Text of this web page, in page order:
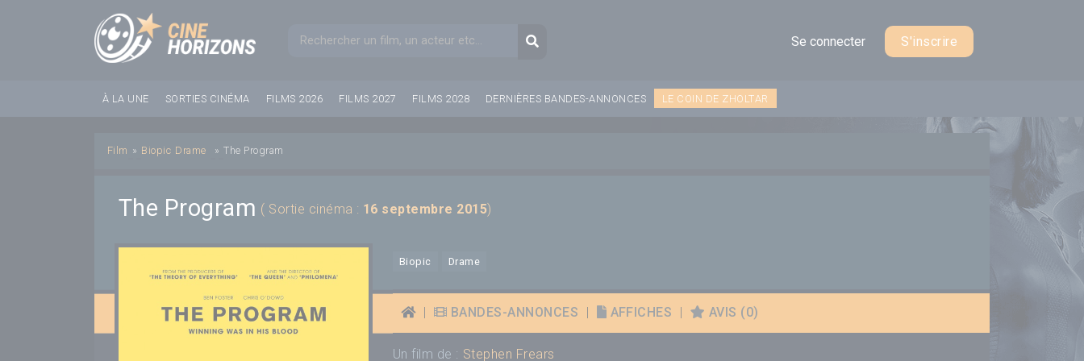
Formulaire de rechercheRecherche
Se connecter S'inscrire
À LA UNE SORTIES CINÉMA FILMS 2026 FILMS 2027 FILMS 2028 DERNIÈRES BANDES-ANNONCES LE COIN DE ZHOLTAR
Film » Biopic Drame » The Program
The Program ( Sortie cinéma : 16 septembre 2015)
Biopic Drame
BANDES-ANNONCES AFFICHES AVIS (0)
Un film de : Stephen Frears
Panneau de gestion des cookies